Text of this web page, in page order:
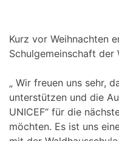
Kurz vor Weihnachten
Schulgemeinschaft der
„ Wir freuen uns sehr,
unterstützen und die
UNICEF“ für die
möchten. Es ist uns